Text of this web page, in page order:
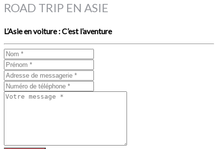
ROAD TRIP EN ASIE
L’Asie en voiture : C’est l’aventure